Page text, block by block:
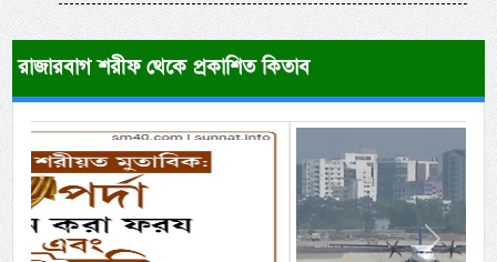
রাজারবাগ শরীফ থেকে প্রকাশিত কিতাব
Previous Next